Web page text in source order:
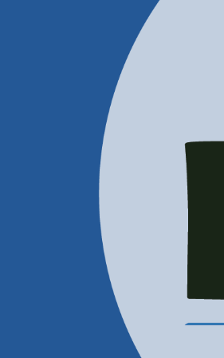
Correos Electrónicos